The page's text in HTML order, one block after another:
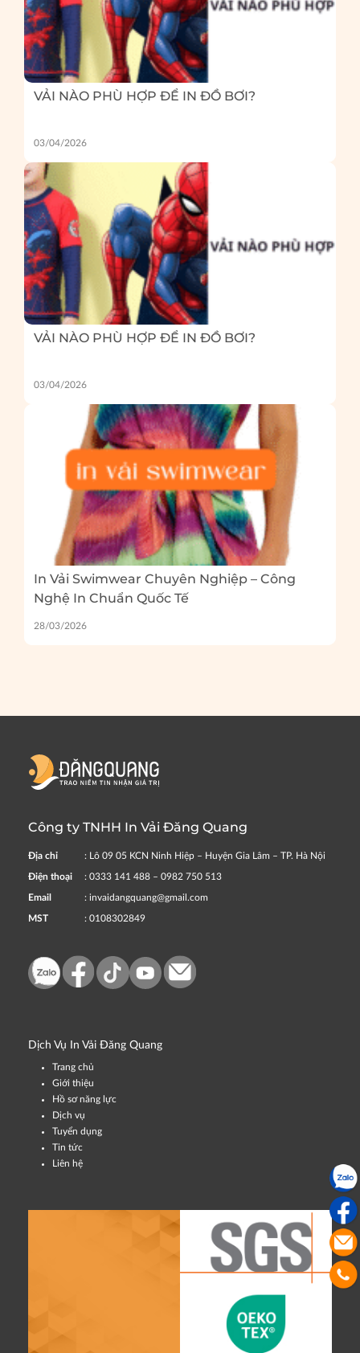
VẢI NÀO PHÙ HỢP ĐỂ IN ĐỒ BƠI?
03/04/2026
VẢI NÀO PHÙ HỢP ĐỂ IN ĐỒ BƠI?
03/04/2026
In Vải Swimwear Chuyên Nghiệp – Công
Nghệ In Chuẩn Quốc Tế
28/03/2026
Công ty TNHH In Vải Đăng Quang
Địa chỉ : Lô 09 05 KCN Ninh Hiệp – Huyện Gia Lâm – TP. Hà Nội
Điện thoại : 0333 141 488 – 0982 750 513
Email : invaidangquang@gmail.com
MST : 0108302849
Dịch Vụ In Vải Đăng Quang
Trang chủ
Giới thiệu
Hồ sơ năng lực
Dịch vụ
Tuyển dụng
Tin tức
Liên hệ